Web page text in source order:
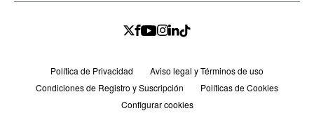
Política de Privacidad
Aviso legal y Términos de uso
Condiciones de Registro y Suscripción
Políticas de Cookies
Configurar cookies